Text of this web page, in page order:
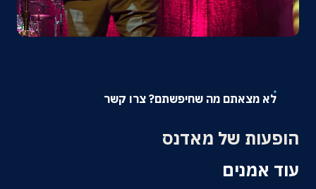
צרו קשר
לא מצאתם מה שחיפשתם? צרו קשר
הופעות של מאדנס
עוד אמנים